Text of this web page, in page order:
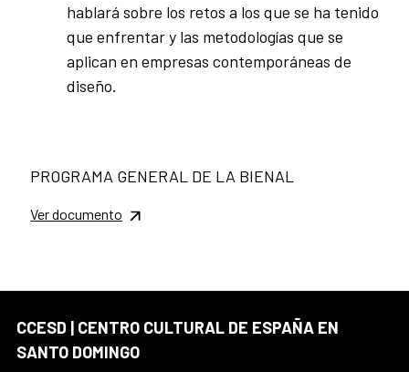
hablará sobre los retos a los que se ha tenido
que enfrentar y las metodologías que se
aplican en empresas contemporáneas de
diseño.
PROGRAMA GENERAL DE LA BIENAL
Ver documento
CCESD | CENTRO CULTURAL DE ESPAÑA EN
SANTO DOMINGO